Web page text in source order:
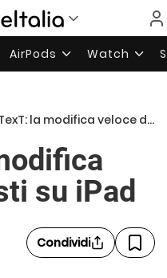
AirPods Watch
la modifica veloce dei testi su iPad
su iPad
Condividi